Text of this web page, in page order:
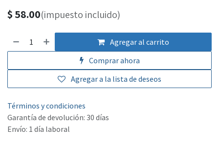
$ 58.00(impuesto incluido)
Agregar al carrito
Comprar ahora
Agregar a la lista de deseos
Términos y condiciones
Garantía de devolución: 30 días
Envío: 1 día laboral